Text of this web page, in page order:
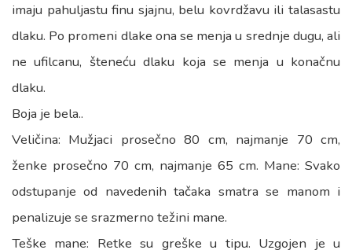
imaju pahuljastu finu sjajnu, belu kovrdžavu ili talasastu
dlaku. Po promeni dlake ona se menja u srednje dugu, ali
ne ufilcanu, šteneću dlaku koja se menja u konačnu
dlaku.
Boja je bela..
Veličina: Mužjaci prosečno 80 cm, najmanje 70 cm,
ženke prosečno 70 cm, najmanje 65 cm. Mane: Svako
odstupanje od navedenih tačaka smatra se manom i
penalizuje se srazmerno težini mane.
Teške mane: Retke su greške u tipu. Uzgojen je u